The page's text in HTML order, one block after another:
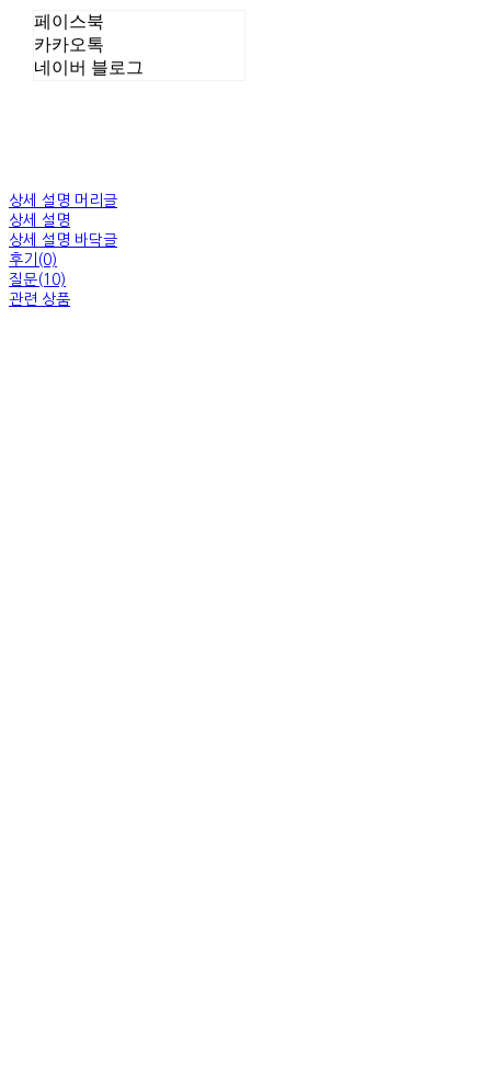
페이스북
카카오톡
네이버 블로그
상세 설명 머리글
상세 설명
상세 설명 바닥글
후기(0)
질문(10)
관련 상품